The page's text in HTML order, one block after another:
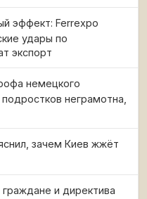
эффект: Ferrexpo
удары по
экспорт
немецкого
неграмотна,
зачем Киев жжёт
и директива